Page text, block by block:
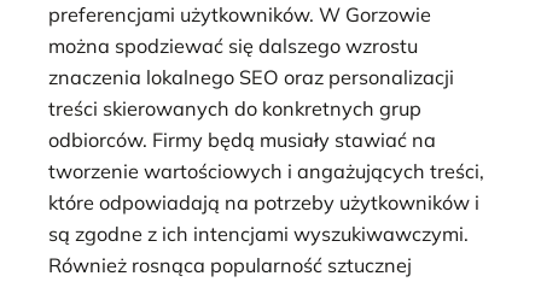
preferencjami użytkowników. W Gorzowie
można spodziewać się dalszego wzrostu
znaczenia lokalnego SEO oraz personalizacji
treści skierowanych do konkretnych grup
odbiorców. Firmy będą musiały stawiać na
tworzenie wartościowych i angażujących treści,
które odpowiadają na potrzeby użytkowników i
są zgodne z ich intencjami wyszukiwawczymi.
Również rosnąca popularność sztucznej